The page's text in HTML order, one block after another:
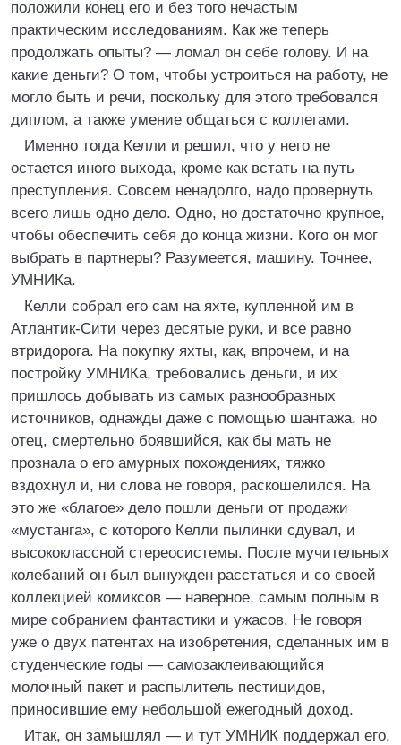
положили конец его и без того нечастым
практическим исследованиям. Как же теперь
продолжать опыты? — ломал он себе голову. И на
какие деньги? О том, чтобы устроиться на работу, не
могло быть и речи, поскольку для этого требовался
диплом, а также умение общаться с коллегами.
Именно тогда Келли и решил, что у него не
остается иного выхода, кроме как встать на путь
преступления. Совсем ненадолго, надо провернуть
всего лишь одно дело. Одно, но достаточно крупное,
чтобы обеспечить себя до конца жизни. Кого он мог
выбрать в партнеры? Разумеется, машину. Точнее,
УМНИКа.
Келли собрал его сам на яхте, купленной им в
Атлантик-Сити через десятые руки, и все равно
втридорога. На покупку яхты, как, впрочем, и на
постройку УМНИКа, требовались деньги, и их
пришлось добывать из самых разнообразных
источников, однажды даже с помощью шантажа, но
отец, смертельно боявшийся, как бы мать не
прознала о его амурных похождениях, тяжко
вздохнул и, ни слова не говоря, раскошелился. На
это же «благое» дело пошли деньги от продажи
«мустанга», с которого Келли пылинки сдувал, и
высококлассной стереосистемы. После мучительных
колебаний он был вынужден расстаться и со своей
коллекцией комиксов — наверное, самым полным в
мире собранием фантастики и ужасов. Не говоря
уже о двух патентах на изобретения, сделанных им в
студенческие годы — самозаклеивающийся
молочный пакет и распылитель пестицидов,
приносившие ему небольшой ежегодный доход.
Итак, он замышлял — и тут УМНИК поддержал его,